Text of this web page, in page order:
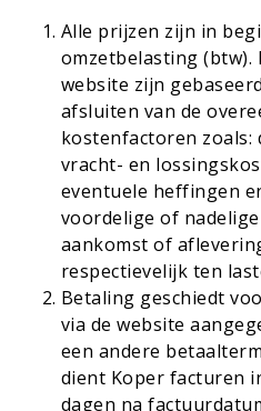
Alle prijzen zijn in
omzetbelasting (btw).
website zijn
afsluiten van de
kostenfactoren zoals:
vracht- en
eventuele heffingen
voordelige of
aankomst of
respectievelijk ten
Betaling geschiedt
via de website
een andere
dient Koper facturen
dagen na